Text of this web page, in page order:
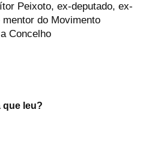
Peixoto, ex-deputado, ex-
do Movimento
Concelho
que leu?